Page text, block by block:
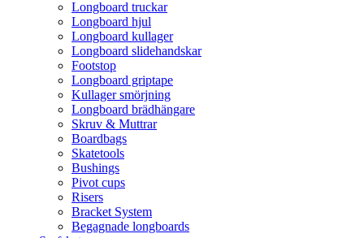
Longboard truckar
Longboard hjul
Longboard kullager
Longboard slidehandskar
Footstop
Longboard griptape
Kullager smörjning
Longboard brädhängare
Skruv & Muttrar
Boardbags
Skatetools
Bushings
Pivot cups
Risers
Bracket System
Begagnade longboards